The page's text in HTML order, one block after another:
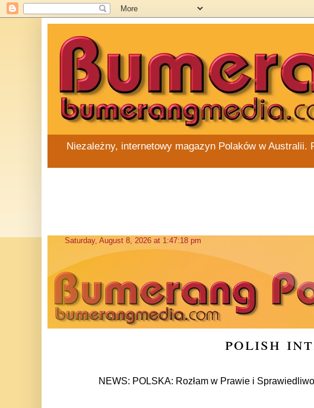
Niezależny, internetowy magazyn Polaków w Australii.
polish
NEWS: POLSKA: Rozłam w Prawie i Sprawiedliwości